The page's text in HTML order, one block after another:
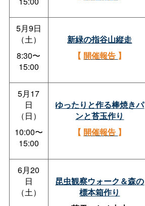
5月9日
（土）
8:30〜
15:00
新緑の指谷山縦走
【 開催報告 】
5月17
日
（日）
10:00〜
15:00
ゆったりと作る棒焼きパ
ンと苔玉作り
【 開催報告 】
6月20
日
（土）
昆虫観察ウォーク＆森の
標本箱作り